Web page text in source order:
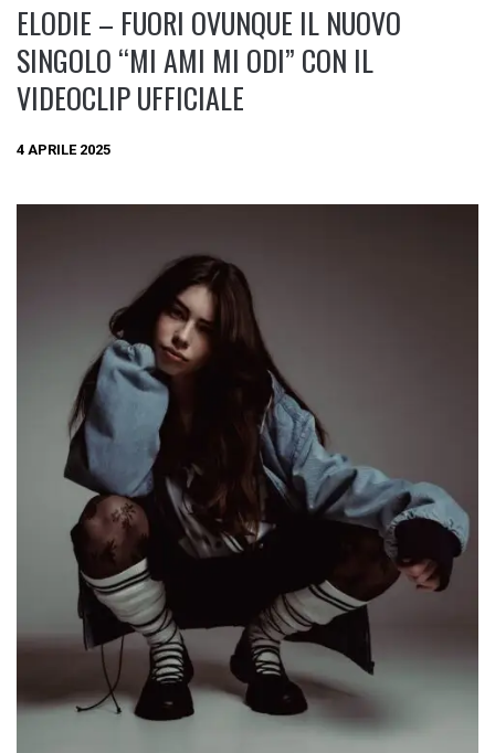
ELODIE – FUORI OVUNQUE IL NUOVO
SINGOLO “MI AMI MI ODI” CON IL
VIDEOCLIP UFFICIALE
4 APRILE 2025